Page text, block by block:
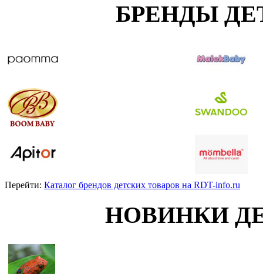
БРЕНДЫ
Перейти: Каталог брендов детских товаров на RDT-info.ru
НОВИНКИ